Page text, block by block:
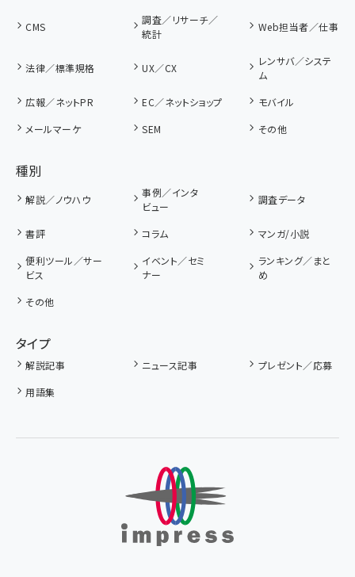
CMS
調査／リサーチ／
統計
Web担当者／仕事
法律／標準規格 UX／CX
レンサバ／システ
ム
広報／ネットPR
EC／ネットショップ
モバイル
メールマーケ
SEM その他
種別
解説／ノウハウ
事例／インタ
ビュー
調査データ
書評 コラム
マンガ/小説
便利ツール／サー
ビス
イベント／セミ
ナー
ランキング／まと
め
その他
タイプ
解説記事 ニュース記事
プレゼント／応募
用語集